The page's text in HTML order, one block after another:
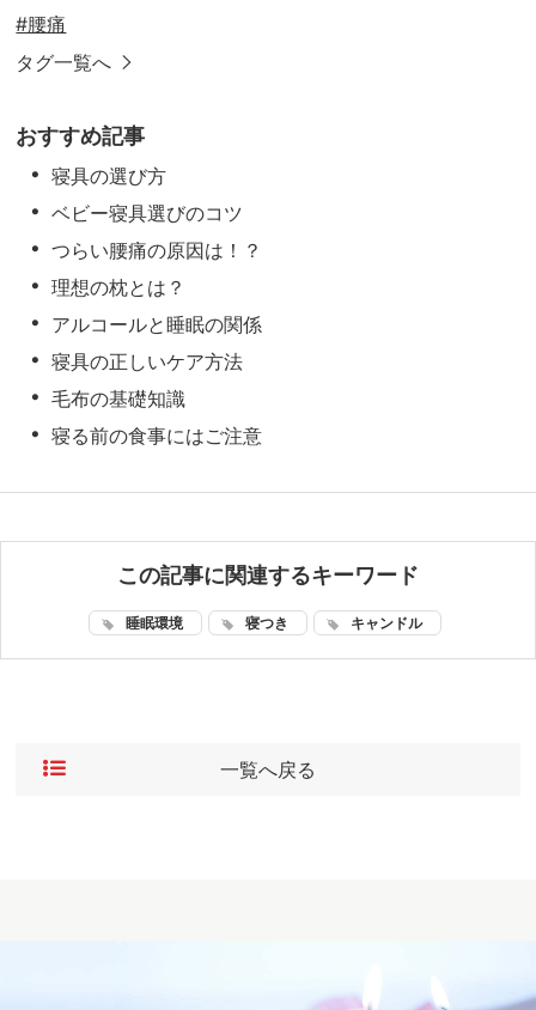
#腰痛
タグ一覧へ
おすすめ記事
寝具の選び方
ベビー寝具選びのコツ
つらい腰痛の原因は！？
理想の枕とは？
アルコールと睡眠の関係
寝具の正しいケア方法
毛布の基礎知識
寝る前の食事にはご注意
この記事に関連するキーワード
睡眠環境 寝つき キャンドル
一覧へ戻る